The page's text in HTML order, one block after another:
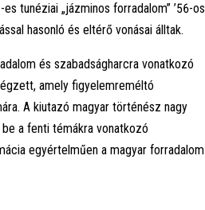
tunéziai „jázminos forradalom” ’56-os
hasonló és eltérő vonásai álltak.
és szabadságharcra vonatkozó
amely figyelemreméltó
A kiutazó magyar történész nagy
a fenti témákra vonatkozó
egyértelműen a magyar forradalom